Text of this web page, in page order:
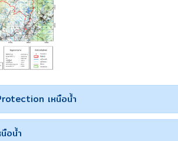
เหนือน้ำ
อน้ำ